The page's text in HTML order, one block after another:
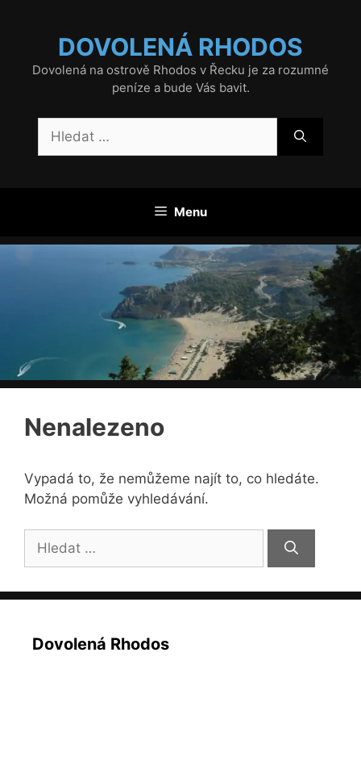
DOVOLENÁ RHODOS
Dovolená na ostrově Rhodos v Řecku je za rozumné
peníze a bude Vás bavit.
Menu
Nenalezeno
Vypadá to, že nemůžeme najít to, co hledáte.
Možná pomůže vyhledávání.
Hledat:
Dovolená Rhodos